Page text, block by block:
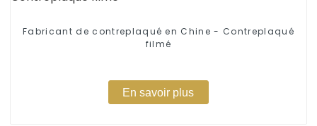
Fabricant de contreplaqué en Chine - Contreplaqué
filmé
En savoir plus